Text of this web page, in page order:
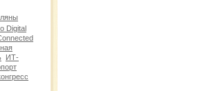
Digital
ИТ-